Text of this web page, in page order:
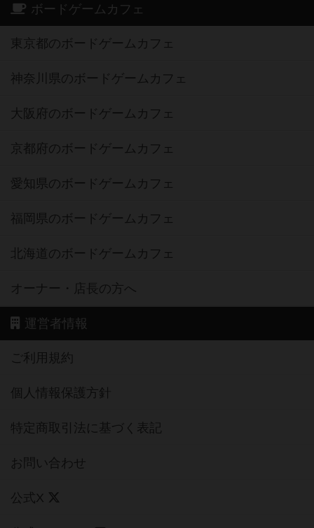
ボードゲームカフェ
東京都のボードゲームカフェ
神奈川県のボードゲームカフェ
大阪府のボードゲームカフェ
京都府のボードゲームカフェ
愛知県のボードゲームカフェ
福岡県のボードゲームカフェ
北海道のボードゲームカフェ
オーナー・店長の方へ
運営者情報
ご利用規約
個人情報保護方針
特定商取引法に基づく表記
お問い合わせ
公式X